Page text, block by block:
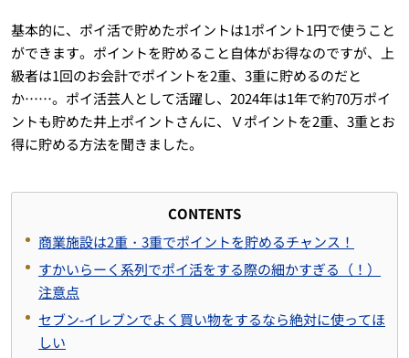
基本的に、ポイ活で貯めたポイントは1ポイント1円で使うこと
ができます。ポイントを貯めること自体がお得なのですが、上
級者は1回のお会計でポイントを2重、3重に貯めるのだと
か……。ポイ活芸人として活躍し、2024年は1年で約70万ポイ
ントも貯めた井上ポイントさんに、Ｖポイントを2重、3重とお
得に貯める方法を聞きました。
CONTENTS
商業施設は2重・3重でポイントを貯めるチャンス！
すかいらーく系列でポイ活をする際の細かすぎる（！）
注意点
セブン-イレブンでよく買い物をするなら絶対に使ってほ
しい